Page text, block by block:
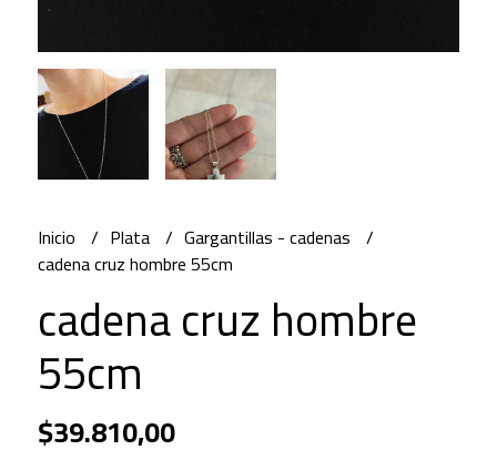
Inicio Plata
Gargantillas - cadenas
cadena cruz hombre 55cm
cadena cruz hombre
55cm
$39.810,00